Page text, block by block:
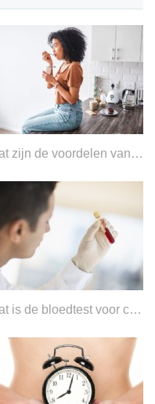
Wat zijn de voordelen van het nemen van probiotica?
Wat is de bloedtest voor carcino-embryonaal antigeen (CEA)?